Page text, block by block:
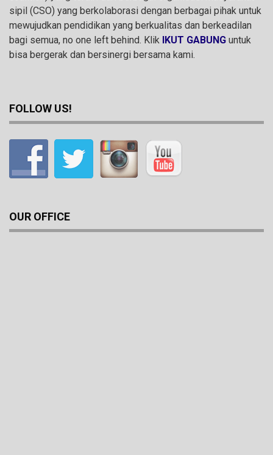
sipil (CSO) yang berkolaborasi dengan berbagai pihak untuk
mewujudkan pendidikan yang berkualitas dan berkeadilan
bagi semua, no one left behind. Klik IKUT GABUNG untuk
bisa bergerak dan bersinergi bersama kami.
FOLLOW US!
OUR OFFICE